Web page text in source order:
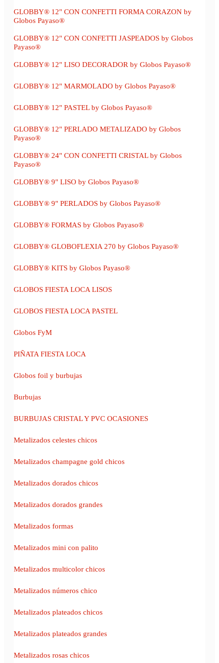
GLOBBY® 12" CON CONFETTI FORMA CORAZON by
Globos Payaso®
GLOBBY® 12" CON CONFETTI JASPEADOS by Globos
Payaso®
GLOBBY® 12" LISO DECORADOR by Globos Payaso®
GLOBBY® 12" MARMOLADO by Globos Payaso®
GLOBBY® 12" PASTEL by Globos Payaso®
GLOBBY® 12" PERLADO METALIZADO by Globos
Payaso®
GLOBBY® 24" CON CONFETTI CRISTAL by Globos
Payaso®
GLOBBY® 9" LISO by Globos Payaso®
GLOBBY® 9" PERLADOS by Globos Payaso®
GLOBBY® FORMAS by Globos Payaso®
GLOBBY® GLOBOFLEXIA 270 by Globos Payaso®
GLOBBY® KITS by Globos Payaso®
GLOBOS FIESTA LOCA LISOS
GLOBOS FIESTA LOCA PASTEL
Globos FyM
PIÑATA FIESTA LOCA
Globos foil y burbujas
Burbujas
BURBUJAS CRISTAL Y PVC OCASIONES
Metalizados celestes chicos
Metalizados champagne gold chicos
Metalizados dorados chicos
Metalizados dorados grandes
Metalizados formas
Metalizados mini con palito
Metalizados multicolor chicos
Metalizados números chico
Metalizados plateados chicos
Metalizados plateados grandes
Metalizados rosas chicos